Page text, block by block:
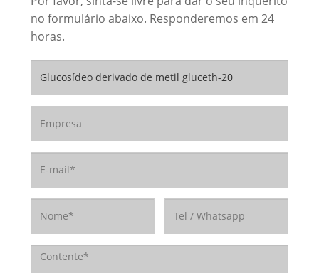
no formulário abaixo. Responderemos em 24
horas.